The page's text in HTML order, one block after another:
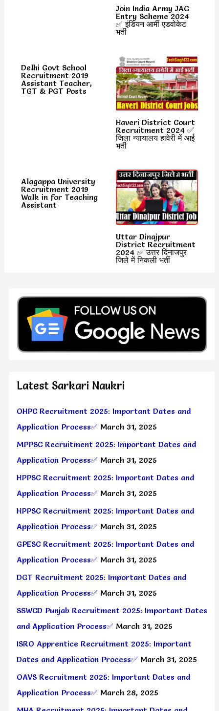
Join India Army JAG
Entry Scheme 2024
✅ इंडियन आर्मी एडवोकेट
भर्ती
Delhi Govt School
Recruitment 2019
Assistant Teacher,
TGT & PGT Posts
Haveri District Court
Recruitment 2024 ✅
जिला न्यायालय हावेरी में आई
भर्ती
Alagappa University
Recruitment 2019
Walk in for Teaching
Assistant
Uttar Dinajpur
District Recruitment
2024 ✅ उत्तर दिनाजपुर
जिले में निकली भर्ती
Latest Sarkari Naukri
OHPC Recruitment 2025: Important Dates and
Application Process✅ March 31, 2025
MPPSC Recruitment 2025: Important Dates and
Application Process✅ March 31, 2025
HPPSC Recruitment 2025: Important Dates and
Application Process✅ March 31, 2025
HPPSC Recruitment 2025: Important Dates and
Application Process✅ March 31, 2025
GPESC Recruitment 2025: Important Dates and
Application Process✅ March 31, 2025
DGT Recruitment 2025: Important Dates and
Application Process✅ March 31, 2025
SSWCD Punjab Recruitment 2025: Important Dates
and Application Process✅ March 31, 2025
ISRO Apprentice Recruitment 2025: Important
Dates and Application Process✅ March 31, 2025
OAVS Recruitment 2025: Important Dates and
Application Process✅ March 28, 2025